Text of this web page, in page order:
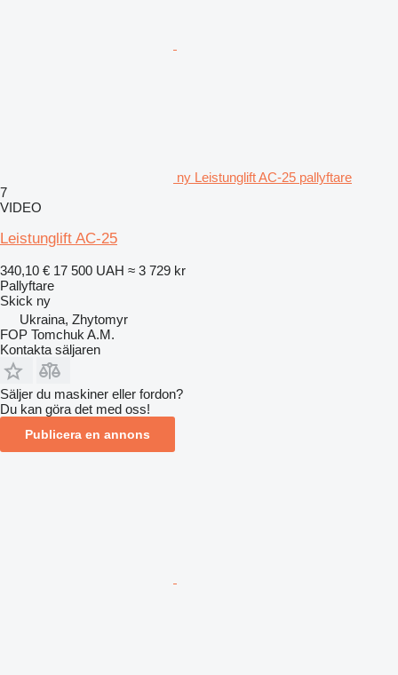
ny Leistunglift AC-25 pallyftare
7
VIDEO
Leistunglift AC-25
340,10 € 17 500 UAH ≈ 3 729 kr
Pallyftare
Skick ny
Ukraina, Zhytomyr
FOP Tomchuk A.M.
Kontakta säljaren
Säljer du maskiner eller fordon?
Du kan göra det med oss!
Publicera en annons